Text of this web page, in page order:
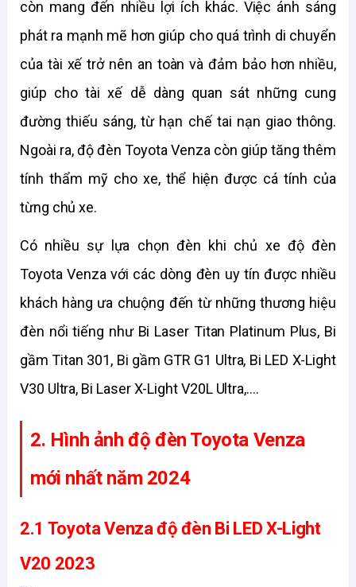
còn mang đến nhiều lợi ích khác. Việc ánh sáng
phát ra mạnh mẽ hơn giúp cho quá trình di chuyển
của tài xế trở nên an toàn và đảm bảo hơn nhiều,
giúp cho tài xế dễ dàng quan sát những cung
đường thiếu sáng, từ hạn chế tai nạn giao thông.
Ngoài ra, độ đèn Toyota Venza còn giúp tăng thêm
tính thẩm mỹ cho xe, thể hiện được cá tính của
từng chủ xe.
Có nhiều sự lựa chọn đèn khi chủ xe độ đèn
Toyota Venza với các dòng đèn uy tín được nhiều
khách hàng ưa chuộng đến từ những thương hiệu
đèn nổi tiếng như Bi Laser Titan Platinum Plus, Bi
gầm Titan 301, Bi gầm GTR G1 Ultra, Bi LED X-Light
V30 Ultra, Bi Laser X-Light V20L Ultra,....
2. Hình ảnh độ đèn Toyota Venza
mới nhất năm 2024
2.1 Toyota Venza độ đèn Bi LED X-Light
V20 2023